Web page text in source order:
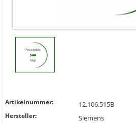
Artikelnummer: 12.106.515B
Hersteller: Siemens